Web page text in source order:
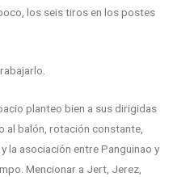
los seis tiros en los postes
planteo bien a sus dirigidas
al balón, rotación constante,
la asociación entre Panguinao y
Mencionar a Jert, Jerez,